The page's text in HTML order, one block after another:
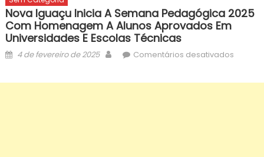
Nova Iguaçu Inicia A Semana Pedagógica 2025
Com Homenagem A Alunos Aprovados Em
Universidades E Escolas Técnicas
Posted
4 de fevereiro de 2025 AuthorComentários desativadosem
Iguaçu